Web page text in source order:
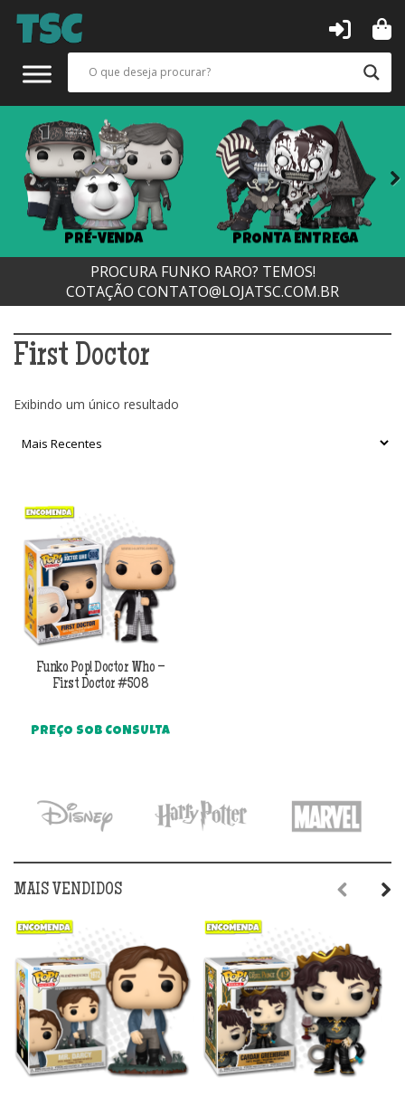
PRÉ-VENDA PRONTA ENTREGA
Next
PROCURA FUNKO RARO? TEMOS!
COTAÇÃO CONTATO@LOJATSC.COM.BR
First Doctor
Exibindo um único resultado
Funko Pop! Doctor Who –
First Doctor #508
PREÇO SOB CONSULTA
MAIS VENDIDOS